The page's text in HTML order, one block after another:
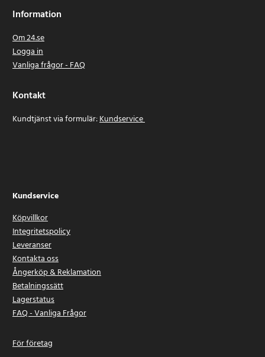
Information
Om 24.se
Logga in
Vanliga frågor - FAQ
Kontakt
Kundtjänst via formulär:Kundservice
Kundservice
Köpvillkor
Integritetspolicy
Leveranser
Kontakta oss
Ångerköp & Reklamation
Betalningssätt
Lagerstatus
FAQ - Vanliga Frågor
För företag